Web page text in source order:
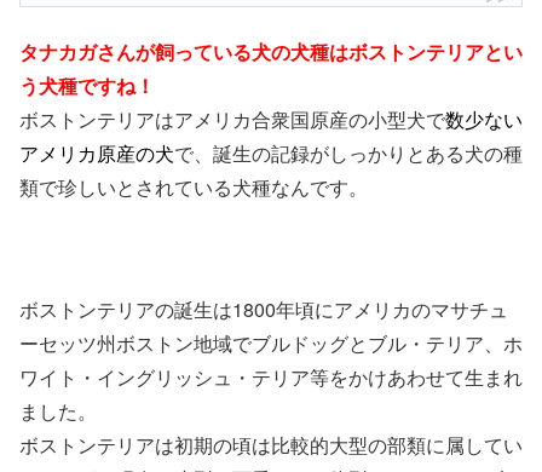
タナカガさんが飼っている犬の犬種はボストンテリアとい
う犬種ですね！
ボストンテリアはアメリカ合衆国原産の小型犬で数少ない
アメリカ原産の犬で、誕生の記録がしっかりとある犬の種
類で珍しいとされている犬種なんです。
ボストンテリアの誕生は1800年頃にアメリカのマサチュ
ーセッツ州ボストン地域でブルドッグとブル・テリア、ホ
ワイト・イングリッシュ・テリア等をかけあわせて生まれ
ました。
ボストンテリアは初期の頃は比較的大型の部類に属してい